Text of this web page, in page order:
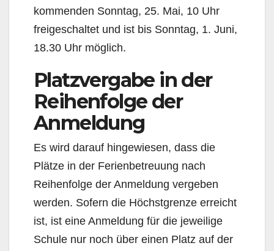
kommenden Sonntag, 25. Mai, 10 Uhr
freigeschaltet und ist bis Sonntag, 1. Juni,
18.30 Uhr möglich.
Platzvergabe in der
Reihenfolge der
Anmeldung
Es wird darauf hingewiesen, dass die
Plätze in der Ferienbetreuung nach
Reihenfolge der Anmeldung vergeben
werden. Sofern die Höchstgrenze erreicht
ist, ist eine Anmeldung für die jeweilige
Schule nur noch über einen Platz auf der